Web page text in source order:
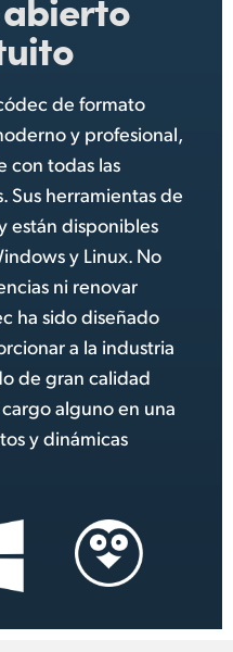
de formato
y profesional,
con todas las
Sus herramientas de
están disponibles
y Linux. No
ni renovar
ha sido diseñado
a la industria
de gran calidad
alguno en una
ydinámicas